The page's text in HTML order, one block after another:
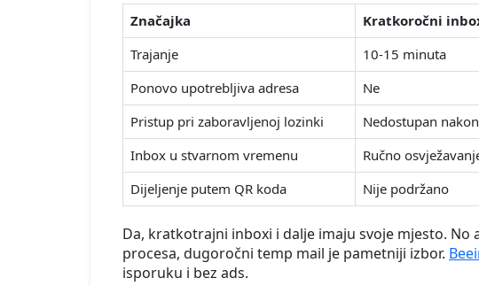
Značajka Kratkoročni
Trajanje
10-15 minuta
Ponovo upotrebljiva adresa
Ne
Pristup pri zaboravljenoj lozinki
Nedostupan
Inbox u stvarnom vremenu
Ručno
Dijeljenje putem QR koda
Nije podržano
Da, kratkotrajni inboxi i dalje imaju svoje mjesto.
procesa, dugoročni temp mail je pametniji izbor.
isporuku i bez ads.